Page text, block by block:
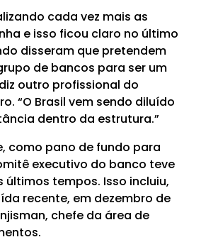
cada vez mais as
e isso ficou claro no último
disseram que pretendem
de bancos para ser um
outro profissional do
“O Brasil vem sendo diluído
dentro da estrutura.”
como pano de fundo para
executivo do banco teve
últimos tempos. Isso incluiu,
recente, em dezembro de
chefe da área de